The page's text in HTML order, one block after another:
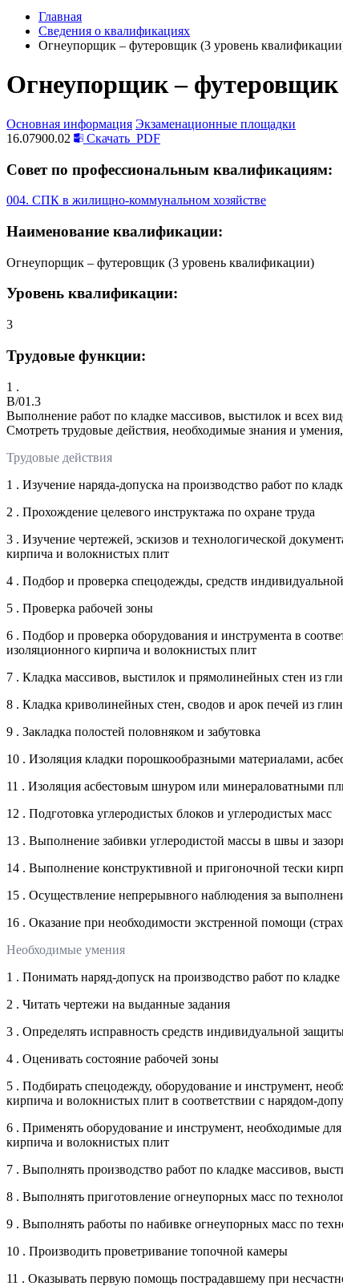
Главная
Сведения о квалификациях
Огнеупорщик – футеровщик (3 уровень
Огнеупорщик –
Основная информация Экзаменационные площадки
16.07900.02
Скачать PDF
Совет по профессиональным квалификациям:
004. СПК в жилищно-коммунальном хозяйстве
Наименование квалификации:
Огнеупорщик – футеровщик (3 уровень квалификации)
Уровень квалификации:
3
Трудовые функции:
1 .
B/01.3
Выполнение работ по кладке массивов, выстилок и всех
Смотреть трудовые действия, необходимые знания и
Трудовые действия
1 . Изучение наряда-допуска на производство работ по
2 . Прохождение целевого инструктажа по охране труда
3 . Изучение чертежей, эскизов и технологической
кирпича и волокнистых плит
4 . Подбор и проверка спецодежды, средств
5 . Проверка рабочей зоны
6 . Подбор и проверка оборудования и инструмента в
изоляционного кирпича и волокнистых плит
7 . Кладка массивов, выстилок и прямолинейных стен из
8 . Кладка криволинейных стен, сводов и арок печей из
9 . Закладка полостей половняком и забутовка
10 . Изоляция кладки порошкообразными материалами,
11 . Изоляция асбестовым шнуром или минераловатными
12 . Подготовка углеродистых блоков и углеродистых масс
13 . Выполнение забивки углеродистой массы в швы и
14 . Выполнение конструктивной и пригоночной тески
15 . Осуществление непрерывного наблюдения за
16 . Оказание при необходимости экстренной помощи
Необходимые умения
1 . Понимать наряд-допуск на производство работ по
2 . Читать чертежи на выданные задания
3 . Определять исправность средств индивидуальной
4 . Оценивать состояние рабочей зоны
5 . Подбирать спецодежду, оборудование и инструмент,
кирпича и волокнистых плит в соответствии с нарядом-
6 . Применять оборудование и инструмент, необходимые
кирпича и волокнистых плит
7 . Выполнять производство работ по кладке массивов,
8 . Выполнять приготовление огнеупорных масс по
9 . Выполнять работы по набивке огнеупорных масс по
10 . Производить проветривание топочной камеры
11 . Оказывать первую помощь пострадавшему при